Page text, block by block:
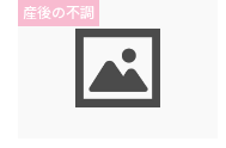
産後の不調